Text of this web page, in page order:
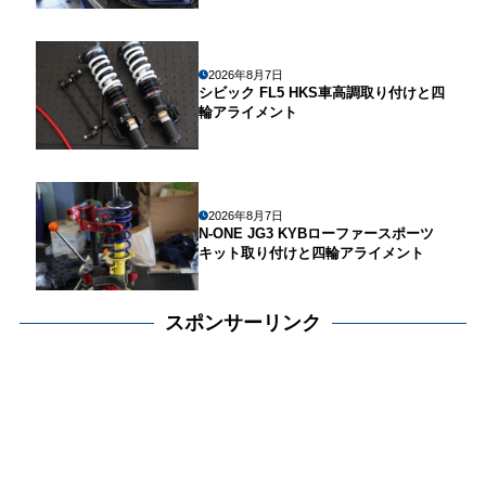
2026年8月7日
シビック FL5 HKS車高調取り付けと四
輪アライメント
2026年8月7日
N-ONE JG3 KYBローファースポーツ
キット取り付けと四輪アライメント
スポンサーリンク